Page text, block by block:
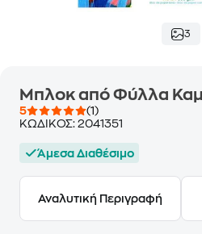
3
Μπλοκ από Φύλλα
5
(1)
ΚΩΔΙΚΟΣ: 2041351
Άμεσα Διαθέσιμο
Αναλυτική Περιγραφή